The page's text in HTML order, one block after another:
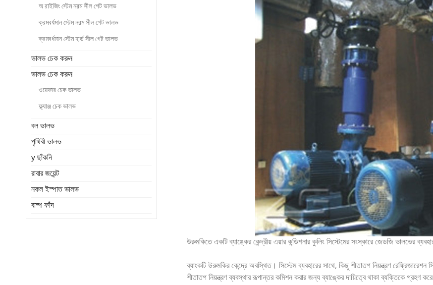
অ রাইজিং স্টেম নরম সীল গেট ভালভ
ক্রমবর্ধমান স্টেম নরম সীল গেট ভালভ
ক্রমবর্ধমান স্টেম হার্ড সীল গেট ভালভ
ভালভ চেক করুন
ভালভ চেক করুন
ওয়েফার চেক ভালভ
ফ্ল্যাঞ্জ চেক ভালভ
বল ভালভ
পৃথিবী ভালভ
y ছাঁকনি
রাবার জয়েন্ট
নকল ইস্পাত ভালভ
বাষ্প ফাঁদ
উরুমকিতে একটি ব্যাঙ্কের কেন্দ্রীয় এয়ার কন্ডিশনার কুলিং সিস্টেমের সংস্কারে জেডজি ভালভের
ব্যাংকটি উরুমকির কেন্দ্রে অবস্থিত। সিস্টেম ব্যবহারের সাথে, কিছু শীতাতপ নিয়ন্ত্রণ
শীতাতপ নিয়ন্ত্রণ ব্যবস্থার রূপান্তর কমিশন করার জন্য ব্যাঙ্কের দায়িত্বে থাকা ব্যক্তিকে গ্রহণ